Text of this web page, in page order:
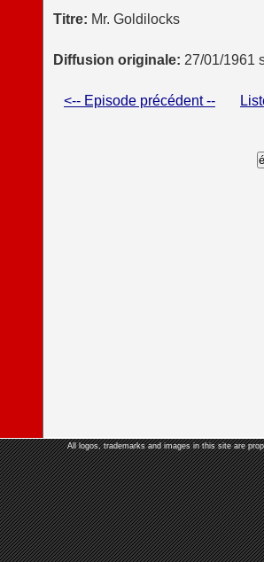
Titre: Mr. Goldilocks
Diffusion originale: 27/01/1961
<-- Episode précédent --
All logos, trademarks and images in this site are